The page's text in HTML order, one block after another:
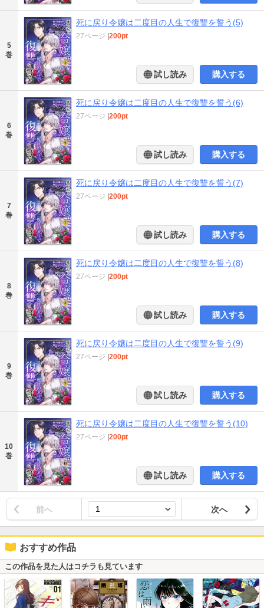
5
巻
死に戻り令嬢は二度目の人生で復讐を誓う(5)
27ページ 200pt
試し読み 購入する
6
巻
死に戻り令嬢は二度目の人生で復讐を誓う(6)
27ページ 200pt
試し読み 購入する
7
巻
死に戻り令嬢は二度目の人生で復讐を誓う(7)
27ページ 200pt
試し読み 購入する
8
巻
死に戻り令嬢は二度目の人生で復讐を誓う(8)
27ページ 200pt
試し読み 購入する
9
巻
死に戻り令嬢は二度目の人生で復讐を誓う(9)
27ページ 200pt
試し読み 購入する
10
巻
死に戻り令嬢は二度目の人生で復讐を誓う(10)
27ページ 200pt
試し読み 購入する
前へ 次へ
おすすめ作品
この作品を見た人はコチラも見ています